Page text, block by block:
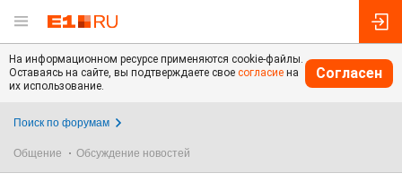
На информационном ресурсе применяются cookie-файлы.
Оставаясь на сайте, вы подтверждаете свое согласие на
их использование.
Согласен
Поиск по форумам
Общение Обсуждение новостей